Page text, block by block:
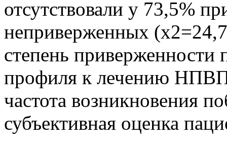
отсутствовали у 73,5%
неприверженных
степень приверженности
профиля к лечению НПВП
частота возникновения
субъективная оценка